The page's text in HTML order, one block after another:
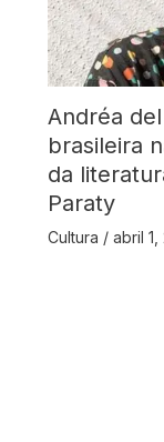
Andréa
brasileira
da
Paraty
Cultura / abril 1,